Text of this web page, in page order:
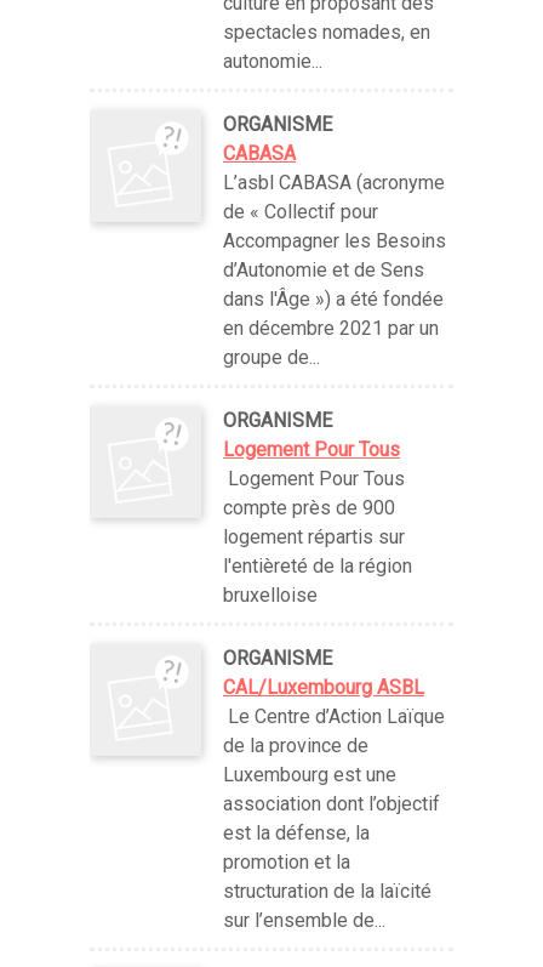
spectacles nomades, en
autonomie...
ORGANISME
CABASA
L’asbl CABASA (acronyme
de « Collectif pour
Accompagner les Besoins
d’Autonomie et de Sens
dans l'Âge ») a été fondée
en décembre 2021 par un
groupe de...
ORGANISME
Logement Pour Tous
Logement Pour Tous
compte près de 900
logement répartis sur
l'entièreté de la région
bruxelloise
ORGANISME
CAL/Luxembourg ASBL
Le Centre d’Action Laïque
de la province de
Luxembourg est une
association dont l’objectif
est la défense, la
promotion et la
structuration de la laïcité
sur l’ensemble de...